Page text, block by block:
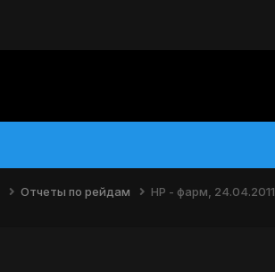
Отчеты по рейдам НР - фарм, 24.04.2011